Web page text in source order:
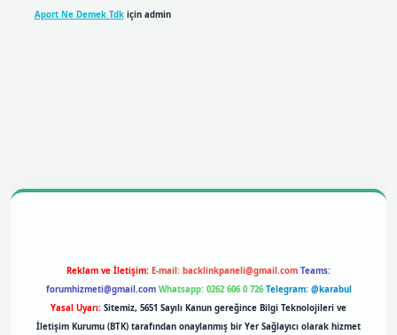
Aport Ne Demek Tdkiçin admin
Reklam ve İletişim: E-mail: backlinkpaneli@gmail.com Teams:
forumhizmeti@gmail.com Whatsapp: 0262 606 0 726 Telegram: @karabul
Yasal Uyarı: Sitemiz, 5651 Sayılı Kanun gereğince Bilgi Teknolojileri ve
İletişim Kurumu (BTK) tarafından onaylanmış bir Yer Sağlayıcı olarak hizmet